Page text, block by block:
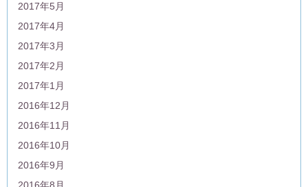
2017年5月
2017年4月
2017年3月
2017年2月
2017年1月
2016年12月
2016年11月
2016年10月
2016年9月